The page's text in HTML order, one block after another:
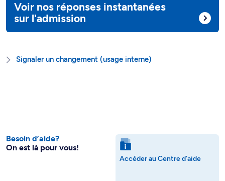
Voir nos réponses instantanées
sur l'admission
Signaler un changement (usage interne)
Besoin d’aide?
On est là pour vous!
Accéder au Centre d'aide